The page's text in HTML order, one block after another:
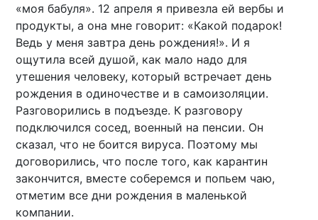
«моя бабуля». 12 апреля я привезла ей вербы и
продукты, а она мне говорит: «Какой подарок!
Ведь у меня завтра день рождения!». И я
ощутила всей душой, как мало надо для
утешения человеку, который встречает день
рождения в одиночестве и в самоизоляции.
Разговорились в подъезде. К разговору
подключился сосед, военный на пенсии. Он
сказал, что не боится вируса. Поэтому мы
договорились, что после того, как карантин
закончится, вместе соберемся и попьем чаю,
отметим все дни рождения в маленькой
компании.